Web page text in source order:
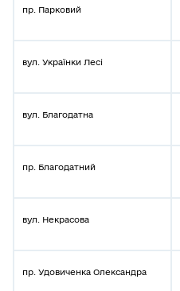
пр. Парковий
вул. Українки Лесі
вул. Благодатна
пр. Благодатний
вул. Некрасова
пр. Удовиченка Олександра